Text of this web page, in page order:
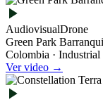
AudiovisualDrone
Green Park
Colombia · Industrial
Ver video →